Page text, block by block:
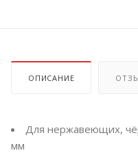
ОПИСАНИЕ
Для нержавеющих,
мм